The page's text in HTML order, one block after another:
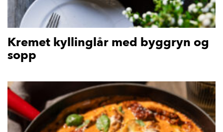
Kremet kyllinglår med byggryn og
sopp